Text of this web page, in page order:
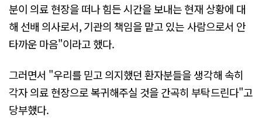
분이 의료 현장을 떠나 힘든 시간을 보내는 현재 상황에 대
해 선배 의사로서, 기관의 책임을 맡고 있는 사람으로서 안
타까운 마음"이라고 했다.
그러면서 "우리를 믿고 의지했던 환자분들을 생각해 속히
각자 의료 현장으로 복귀해주실 것을 간곡히 부탁드린다"고
당부했다.